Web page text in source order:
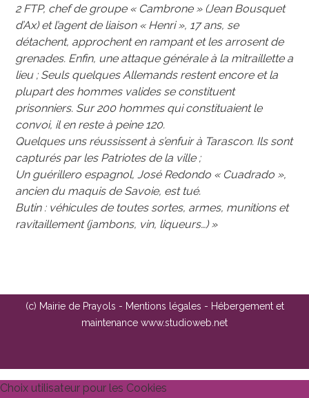
2 FTP, chef de groupe « Cambrone » (Jean Bousquet
d’Ax) et l’agent de liaison « Henri », 17 ans, se
détachent, approchent en rampant et les arrosent de
grenades. Enfin, une attaque générale à la mitraillette a
lieu ; Seuls quelques Allemands restent encore et la
plupart des hommes valides se constituent
prisonniers. Sur 200 hommes qui constituaient le
convoi, il en reste à peine 120.
Quelques uns réussissent à s’enfuir à Tarascon. Ils sont
capturés par les Patriotes de la ville ;
Un guérillero espagnol, José Redondo « Cuadrado »,
ancien du maquis de Savoie, est tué.
Butin : véhicules de toutes sortes, armes, munitions et
ravitaillement (jambons, vin, liqueurs…) »
(c) Mairie de Prayols - Mentions légales - Hébergement et
maintenance www.studioweb.net
Choix utilisateur pour les Cookies